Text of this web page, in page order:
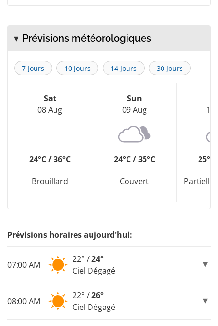
Prévisions météorologiques
7 Jours 10 Jours 14 Jours 30 Jours
Sat
08 Aug
24°C / 36°C
Brouillard
Sun
09 Aug
24°C / 35°C
Couvert
10
25°C
Prévisions horaires aujourd'hui:
07:00 AM
22° /24°
Ciel Dégagé
08:00 AM
22° /26°
Ciel Dégagé